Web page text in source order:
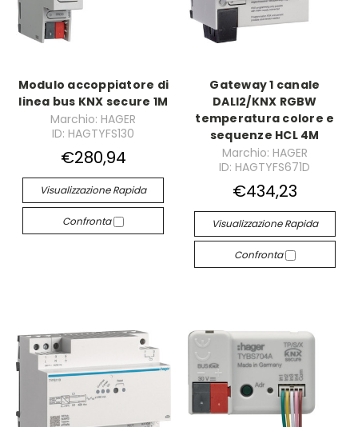
Modulo accoppiatore di
linea bus KNX secure 1M
Marchio: HAGER
ID: HAGTYFS130
€280,94
Visualizzazione Rapida
Confronta
Gateway 1 canale
DALI2/KNX RGBW
temperatura colore e
sequenze HCL 4M
Marchio: HAGER
ID: HAGTYFS671D
€434,23
Visualizzazione Rapida
Confronta